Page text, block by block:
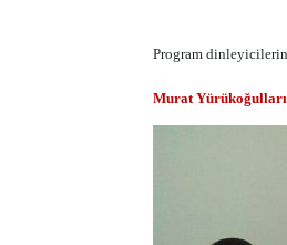
Program
Murat